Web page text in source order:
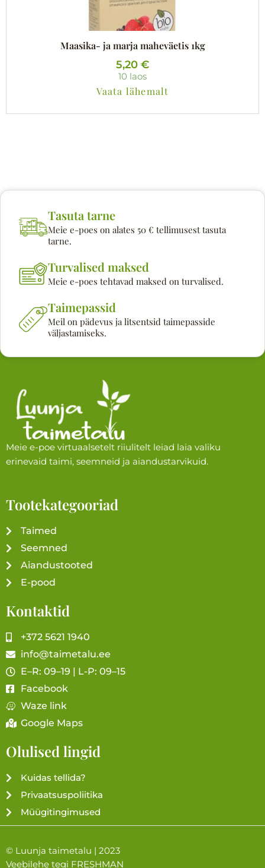
Maasika- ja marja maheväetis 1kg
5,20 €
10 laos
Vaata lähemalt
Tasuta tarne
Meie e-poes on alates 50 € tellimusest tasuta
tarne.
Turvalised maksed
Meie e-poes tehtavad maksed on turvalised.
Taimepassid
Meil on pädevus ja litsentsid taimepasside
väljastamiseks.
Meie e-poe virtuaalsetelt riiulitelt leiad laia valiku
erinevaid taimi, seemneid ja aiandustarvikuid.
Tootekategooriad
Taimed
Seemned
Aiandustooted
E-pood
Kontaktid
+372 5621 1940
info@taimetalu.ee
E–R: 09–19 | L-P: 09–15
Facebook
Waze link
Google Maps
Olulised lingid
Kuidas tellida?
Privaatsuspoliitika
Müügitingimused
© Luunja taimetalu | 2023
Veebilehe tegi FRESHMAN